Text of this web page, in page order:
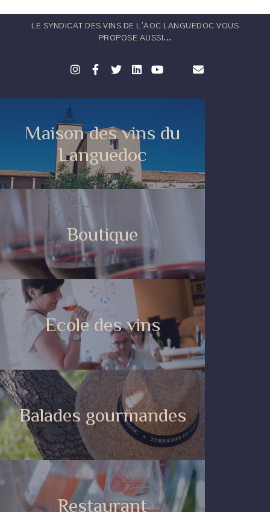
LE SYNDICAT DES VINS DE L'AOC LANGUEDOC VOUS
PROPOSE AUSSI...
Maison des vins du
Languedoc
Boutique
Ecole des vins
Balades gourmandes
Restaurant